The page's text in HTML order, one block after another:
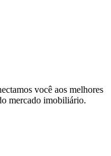
você aos melhores
mercado imobiliário.